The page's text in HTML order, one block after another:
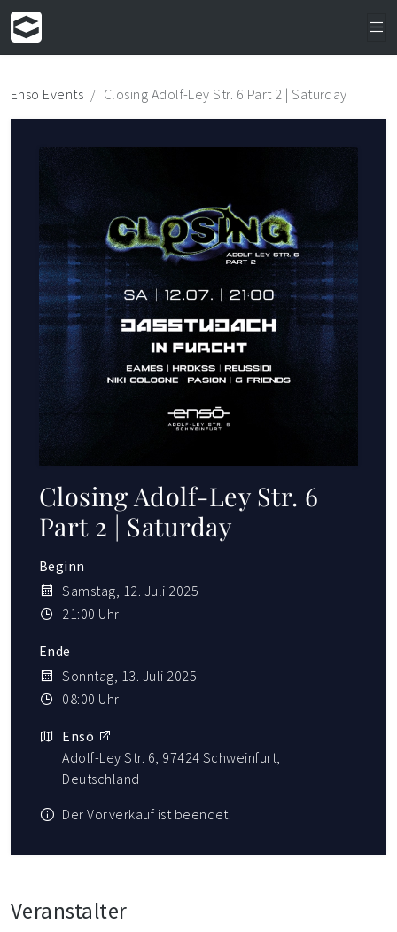
Ensō Events Closing Adolf-Ley Str. 6 Part 2 | Saturday
Closing Adolf-Ley Str. 6
Part 2 | Saturday
Beginn
Samstag, 12. Juli 2025
21:00 Uhr
Ende
Sonntag, 13. Juli 2025
08:00 Uhr
Ensō
Adolf-Ley Str. 6, 97424 Schweinfurt,
Deutschland
Der Vorverkauf ist beendet.
Veranstalter